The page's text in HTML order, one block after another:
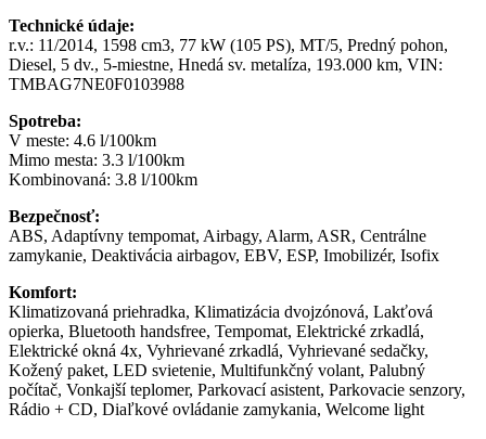
Technické údaje:
r.v.: 11/2014, 1598 cm3, 77 kW (105 PS), MT/5, Predný pohon,
Diesel, 5 dv., 5-miestne, Hnedá sv. metalíza, 193.000 km, VIN:
TMBAG7NE0F0103988
Spotreba:
V meste: 4.6 l/100km
Mimo mesta: 3.3 l/100km
Kombinovaná: 3.8 l/100km
Bezpečnosť:
ABS, Adaptívny tempomat, Airbagy, Alarm, ASR, Centrálne
zamykanie, Deaktivácia airbagov, EBV, ESP, Imobilizér, Isofix
Komfort:
Klimatizovaná priehradka, Klimatizácia dvojzónová, Lakťová
opierka, Bluetooth handsfree, Tempomat, Elektrické zrkadlá,
Elektrické okná 4x, Vyhrievané zrkadlá, Vyhrievané sedačky,
Kožený paket, LED svietenie, Multifunkčný volant, Palubný
počítač, Vonkajší teplomer, Parkovací asistent, Parkovacie senzory,
Rádio + CD, Diaľkové ovládanie zamykania, Welcome light